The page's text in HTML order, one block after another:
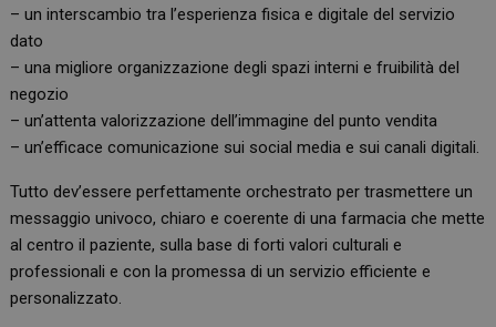
– un interscambio tra l’esperienza fisica e digitale del servizio
dato
– una migliore organizzazione degli spazi interni e fruibilità del
negozio
– un’attenta valorizzazione dell’immagine del punto vendita
– un’efficace comunicazione sui social media e sui canali digitali.
Tutto dev’essere perfettamente orchestrato per trasmettere un
messaggio univoco, chiaro e coerente di una farmacia che mette
al centro il paziente, sulla base di forti valori culturali e
professionali e con la promessa di un servizio efficiente e
personalizzato.